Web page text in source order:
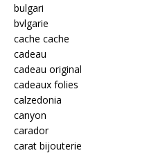
bulgari
bvlgarie
cache cache
cadeau
cadeau original
cadeaux folies
calzedonia
canyon
carador
carat bijouterie